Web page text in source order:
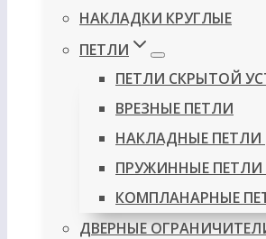
НАКЛАДКИ КРУГЛЫЕ
ПЕТЛИ
ПЕТЛИ СКРЫТОЙ
ВРЕЗНЫЕ ПЕТЛИ
НАКЛАДНЫЕ ПЕТЛИ
ПРУЖИННЫЕ ПЕТЛИ
КОМПЛАНАРНЫЕ
ДВЕРНЫЕ